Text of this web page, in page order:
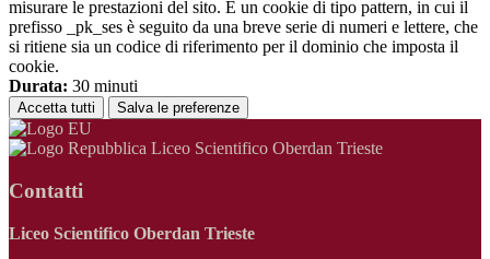
misurare le prestazioni del sito. È un cookie di tipo pattern, in cui il
prefisso _pk_ses è seguito da una breve serie di numeri e lettere, che
si ritiene sia un codice di riferimento per il dominio che imposta il
cookie.
Durata: 30 minuti
Accetta tutti Salva le preferenze
Liceo Scientifico Oberdan Trieste
Contatti
Liceo Scientifico Oberdan Trieste